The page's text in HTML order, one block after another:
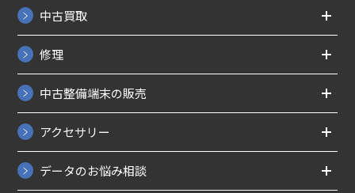
中古買取
修理
中古整備端末の販売
アクセサリー
データのお悩み相談